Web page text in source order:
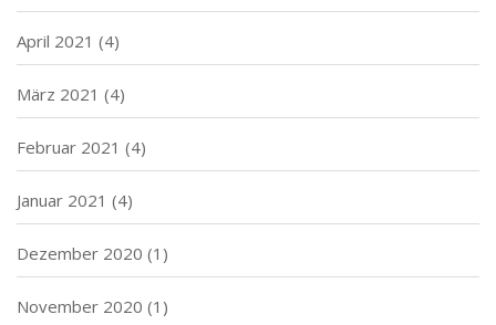
April 2021 (4)
März 2021 (4)
Februar 2021 (4)
Januar 2021 (4)
Dezember 2020 (1)
November 2020 (1)